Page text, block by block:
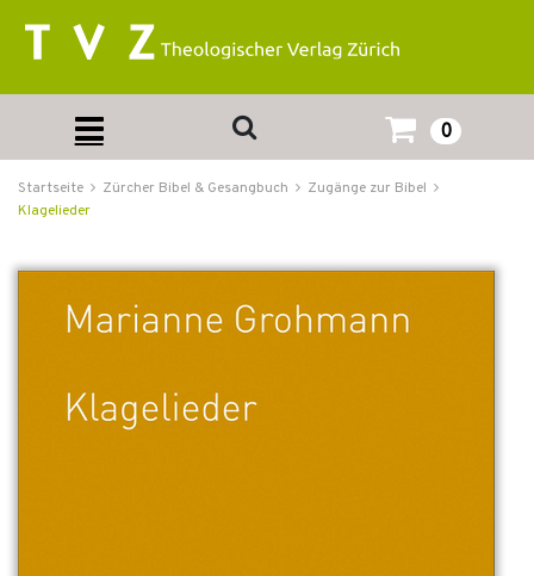
0
Startseite Zürcher Bibel & Gesangbuch
Zugänge zur Bibel
Klagelieder